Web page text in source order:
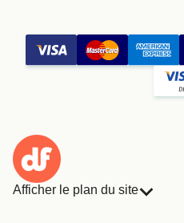
Afficher le plan du site